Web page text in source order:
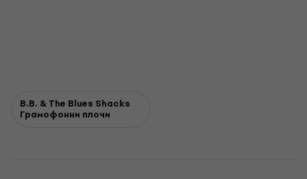
B.B. & The Blues Shacks
Грамофонни плочи